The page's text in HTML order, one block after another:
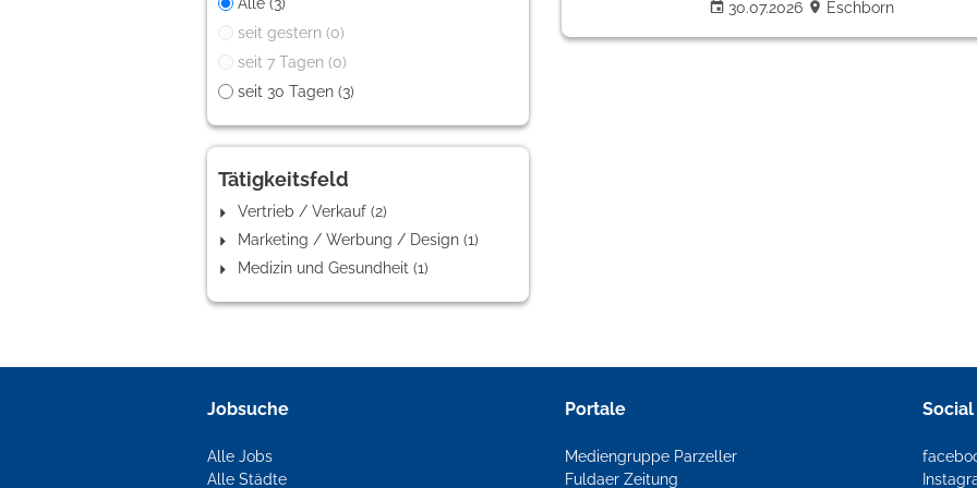
seit gestern (0)
seit 7 Tagen (0)
seit 30 Tagen (3)
Tätigkeitsfeld
Vertrieb / Verkauf (2)
Marketing / Werbung / Design (1)
Medizin und Gesundheit (1)
30.07.2026
Eschborn
Jobsuche
Alle Jobs
Alle Städte
Portale
Mediengruppe Parzeller
Fuldaer Zeitung